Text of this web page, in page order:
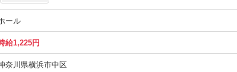
ール
給1,225円
奈川県横浜市中区